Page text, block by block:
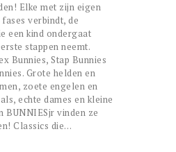
Elke met zijn eigen
verbindt, de
een kind ondergaat
stappen neemt.
Bunnies, Stap Bunnies
Grote helden en
zoete engelen en
echte dames en kleine
BUNNIESjr vinden ze
Classics die…